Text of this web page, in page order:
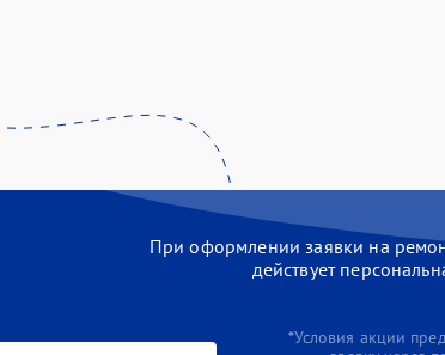
При оформлении заявки на
действует
*Условия акции